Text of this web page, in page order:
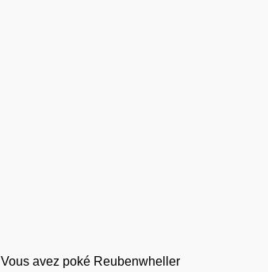
Vous avez poké Reubenwheller